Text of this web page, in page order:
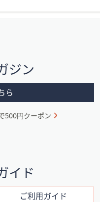
ジン
ら
500円クーポン
イド
ご利用ガイド